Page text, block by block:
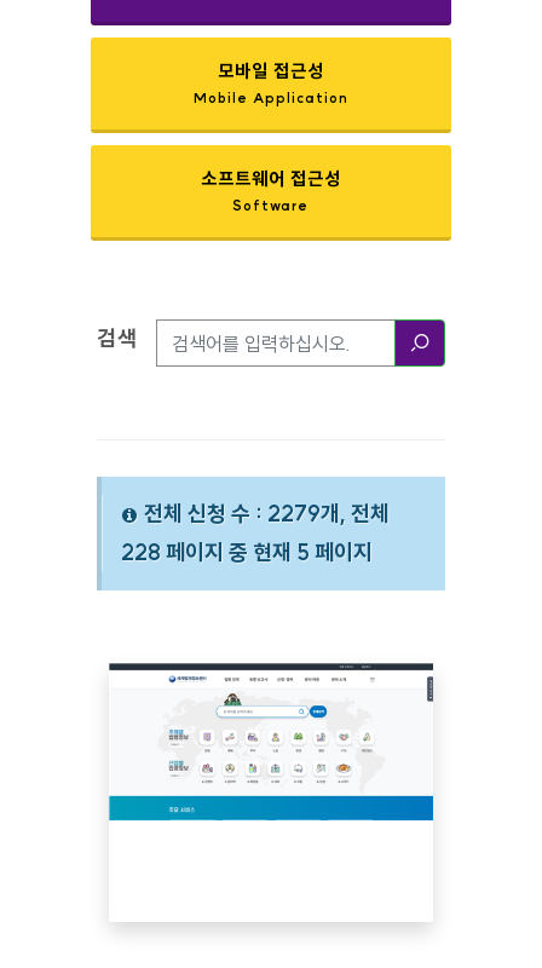
모바일 접근성
Mobile Application
소프트웨어 접근성
Software
검색옵션
검색
전체 신청 수 : 2279개, 전체
228 페이지 중 현재 5 페이지